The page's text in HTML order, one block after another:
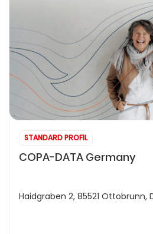
STANDARD PROFIL
COPA-DATA Germany
Haidgraben 2, 85521 Ottobrunn,